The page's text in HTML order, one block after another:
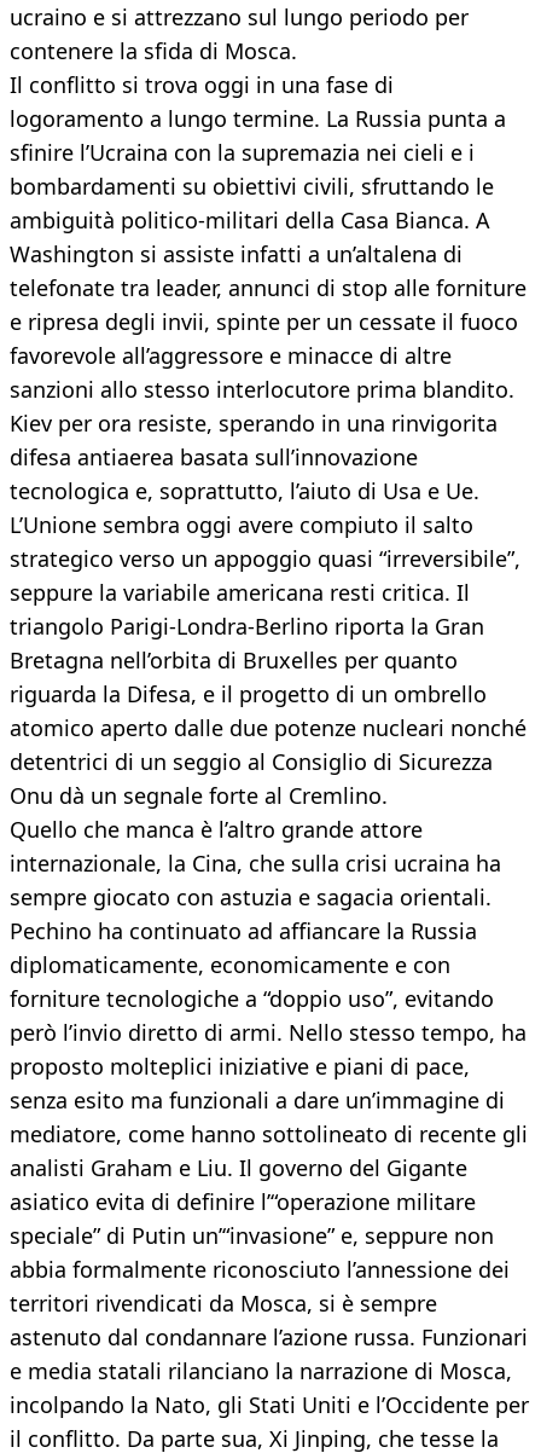
ucraino e si attrezzano sul lungo periodo per
contenere la sfida di Mosca.
Il conflitto si trova oggi in una fase di
logoramento a lungo termine. La Russia punta a
sfinire l’Ucraina con la supremazia nei cieli e i
bombardamenti su obiettivi civili, sfruttando le
ambiguità politico-militari della Casa Bianca. A
Washington si assiste infatti a un’altalena di
telefonate tra leader, annunci di stop alle forniture
e ripresa degli invii, spinte per un cessate il fuoco
favorevole all’aggressore e minacce di altre
sanzioni allo stesso interlocutore prima blandito.
Kiev per ora resiste, sperando in una rinvigorita
difesa antiaerea basata sull’innovazione
tecnologica e, soprattutto, l’aiuto di Usa e Ue.
L’Unione sembra oggi avere compiuto il salto
strategico verso un appoggio quasi “irreversibile”,
seppure la variabile americana resti critica. Il
triangolo Parigi-Londra-Berlino riporta la Gran
Bretagna nell’orbita di Bruxelles per quanto
riguarda la Difesa, e il progetto di un ombrello
atomico aperto dalle due potenze nucleari nonché
detentrici di un seggio al Consiglio di Sicurezza
Onu dà un segnale forte al Cremlino.
Quello che manca è l’altro grande attore
internazionale, la Cina, che sulla crisi ucraina ha
sempre giocato con astuzia e sagacia orientali.
Pechino ha continuato ad affiancare la Russia
diplomaticamente, economicamente e con
forniture tecnologiche a “doppio uso”, evitando
però l’invio diretto di armi. Nello stesso tempo, ha
proposto molteplici iniziative e piani di pace,
senza esito ma funzionali a dare un’immagine di
mediatore, come hanno sottolineato di recente gli
analisti Graham e Liu. Il governo del Gigante
asiatico evita di definire l’“operazione militare
speciale” di Putin un’“invasione” e, seppure non
abbia formalmente riconosciuto l’annessione dei
territori rivendicati da Mosca, si è sempre
astenuto dal condannare l’azione russa. Funzionari
e media statali rilanciano la narrazione di Mosca,
incolpando la Nato, gli Stati Uniti e l’Occidente per
il conflitto. Da parte sua, Xi Jinping, che tesse la